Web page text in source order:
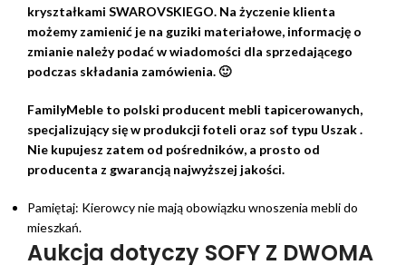
kryształkami SWAROVSKIEGO. Na życzenie klienta
możemy zamienić je na guziki materiałowe, informację o
zmianie należy podać w wiadomości dla sprzedającego
podczas składania zamówienia. 🙂
FamilyMeble to polski producent mebli tapicerowanych,
specjalizujący się w produkcji foteli oraz sof typu Uszak .
Nie kupujesz zatem od pośredników, a prosto od
producenta z gwarancją najwyższej jakości.
Pamiętaj: Kierowcy nie mają obowiązku wnoszenia mebli do
mieszkań.
Aukcja dotyczy SOFY Z DWOMA